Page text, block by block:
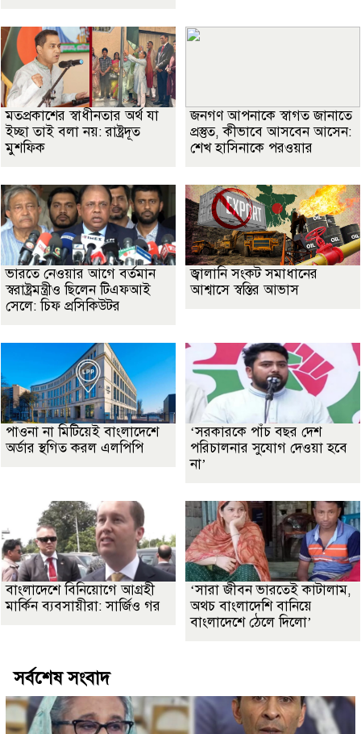
মতপ্রকাশের স্বাধীনতার অর্থ যা
ইচ্ছা তাই বলা নয়: রাষ্ট্রদূত
মুশফিক
জনগণ আপনাকে স্বাগত জানাতে
প্রস্তুত, কীভাবে আসবেন আসেন:
শেখ হাসিনাকে পরওয়ার
ভারতে নেওয়ার আগে বর্তমান
স্বরাষ্ট্রমন্ত্রীও ছিলেন টিএফআই
সেলে: চিফ প্রসিকিউটর
জ্বালানি সংকট সমাধানের
আশ্বাসে স্বস্তির আভাস
পাওনা না মিটিয়েই বাংলাদেশে
অর্ডার স্থগিত করল এলপিপি
‘সরকারকে পাঁচ বছর দেশ
পরিচালনার সুযোগ দেওয়া হবে
না’
বাংলাদেশে বিনিয়োগে আগ্রহী
মার্কিন ব্যবসায়ীরা: সার্জিও গর
‘সারা জীবন ভারতেই কাটালাম,
অথচ বাংলাদেশি বানিয়ে
বাংলাদেশে ঠেলে দিলো’
সর্বশেষ সংবাদ